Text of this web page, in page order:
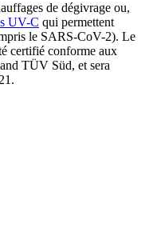
de dégivrage ou,
UV-C qui permettent
le SARS-CoV-2). Le
certifié conforme aux
TÜV Süd, et sera